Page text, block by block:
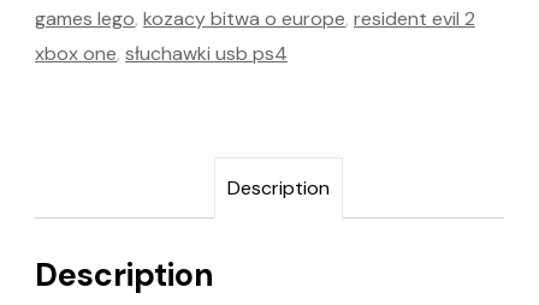
games lego, kozacy bitwa o europe, resident evil 2
xbox one, słuchawki usb ps4
Description
Description